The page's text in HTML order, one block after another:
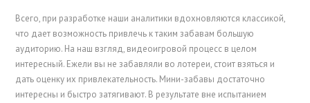
Всего, при разработке наши аналитики вдохновляются классикой,
что дает возможность привлечь к таким забавам большую
аудиторию. На наш взгляд, видеоигровой процесс в целом
интересный. Ежели вы не забавляли во лотереи, стоит взяться и
дать оценку их привлекательность. Мини-забавы достаточно
интересны и быстро затягивают. В результате вне испытанием